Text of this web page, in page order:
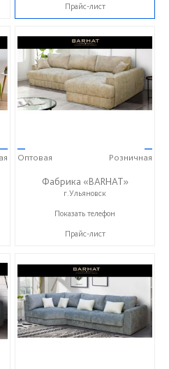
Прайс-лист
— —
Оптовая
—
Розничная
Фабрика «BARHAT»
г.Ульяновск
+7 (996) 219-29-77
Показать телефон
Прайс-лист